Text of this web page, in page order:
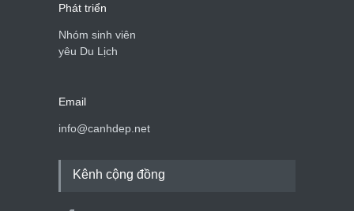
Phát triển
Nhóm sinh viên
yêu Du Lịch
Email
info@canhdep.net
Kênh cộng đồng